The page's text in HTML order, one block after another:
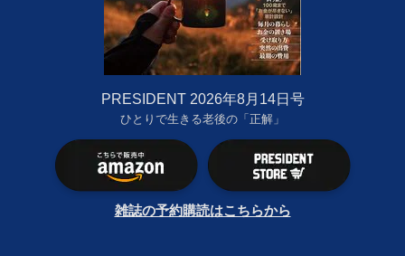
PRESIDENT 2026年8月14日号
ひとりで生きる老後の「正解」
雑誌の予約購読はこちらから